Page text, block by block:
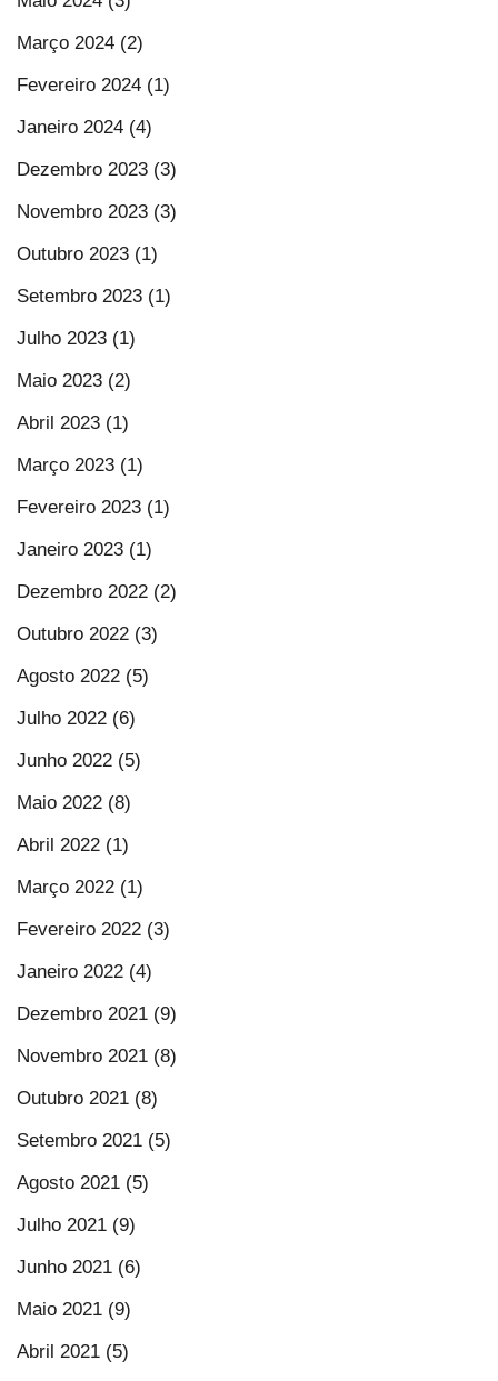
Março 2024 (2)
Fevereiro 2024 (1)
Janeiro 2024 (4)
Dezembro 2023 (3)
Novembro 2023 (3)
Outubro 2023 (1)
Setembro 2023 (1)
Julho 2023 (1)
Maio 2023 (2)
Abril 2023 (1)
Março 2023 (1)
Fevereiro 2023 (1)
Janeiro 2023 (1)
Dezembro 2022 (2)
Outubro 2022 (3)
Agosto 2022 (5)
Julho 2022 (6)
Junho 2022 (5)
Maio 2022 (8)
Abril 2022 (1)
Março 2022 (1)
Fevereiro 2022 (3)
Janeiro 2022 (4)
Dezembro 2021 (9)
Novembro 2021 (8)
Outubro 2021 (8)
Setembro 2021 (5)
Agosto 2021 (5)
Julho 2021 (9)
Junho 2021 (6)
Maio 2021 (9)
Abril 2021 (5)